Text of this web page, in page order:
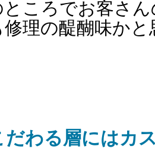
ところでお客さ
修理の醍醐味か
だわる層にはカ